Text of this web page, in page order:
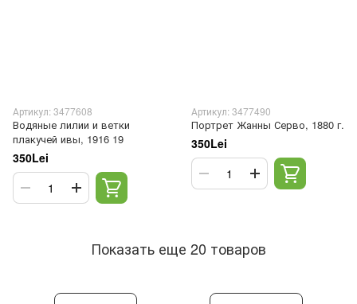
Артикул: 3477608
Водяные лилии и ветки
плакучей ивы, 1916 19
350Lei
Артикул: 3477490
Портрет Жанны Серво, 1880 г.
350Lei
Показать еще 20 товаров